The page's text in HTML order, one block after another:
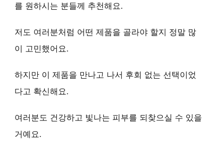
를 원하시는 분들께 추천해요.
저도 여러분처럼 어떤 제품을 골라야 할지 정말 많
이 고민했어요.
하지만 이 제품을 만나고 나서 후회 없는 선택이었
다고 확신해요.
여러분도 건강하고 빛나는 피부를 되찾으실 수 있을
거예요.